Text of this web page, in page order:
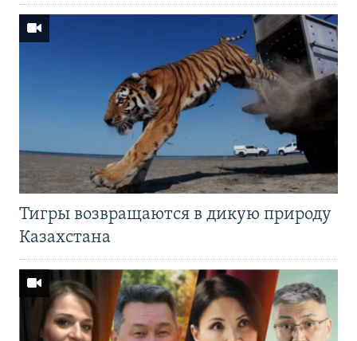
Тигры возвращаются в дикую природу
Казахстана